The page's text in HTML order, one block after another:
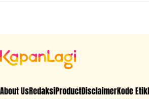
About UsRedaksiProductDisclaimerKode Etik